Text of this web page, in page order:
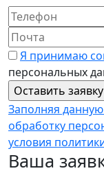
Я принимаю
персональных
Заполняя
обработку
условия
Ваша